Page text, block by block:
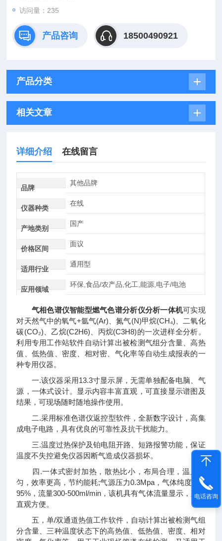
访问量：235
产品咨询 18500490921
产品分类
相关文章
详细介绍 在线留言
品牌
其他品牌
仪器种类
在线
产地类别
国产
价格区间
面议
适用行业
通用型
应用领域
环保,食品/农产品,化工,能源,电子/电池
气相色谱仪智能型燃气色谱分析仪分析一体机可实现
对天然气中的氧气+氩气(Ar)、氮气(N)甲烷(CH₄)、二氧化
碳(CO₂)、乙烷(C2H6)、丙烷(C3H8)的一次进样全分析。
利用专用工作站软件自动计算出被检测气组分含量、高热
值、低热值、密度、相对密、气化率等自动生成报表的一
种专用仪器。
一.该仪器采用13.3寸显示屏，无需单独配备电脑、气
源，一体式设计。显示内容丰富直观，可直接显示谱图及
结果，可现场随时随地操作使用。
二.采用标准色谱仪返控型软件，全新数字设计，高集
成电子电路，具有优良的可靠性及抗干扰能力。
三.温度过热保护及铂电阻开路、短路报警功能，保证
温度不失控避免仪器因断气造成仪器损坏。
四.一体式密封加热，散热比小，布局合理，温度均
匀，效率更高，节约能耗;气源压力0.3Mpa，气体纯度99.9
95%，流量300-500ml/min，该机具有气体流量显示，观测
直观方便。
五，单/双通道热值工作软件，自动计算出被检测气组
分含量、三种温度状态下的高热值、低热值、密度、相对
电话咨询